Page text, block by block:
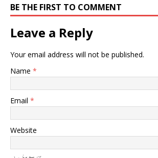
BE THE FIRST TO COMMENT
Leave a Reply
Your email address will not be published.
Name *
Email *
Website